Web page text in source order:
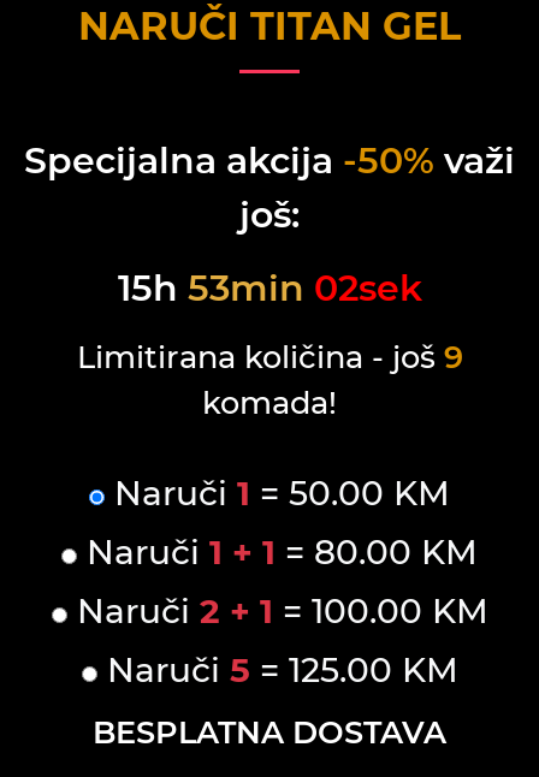
NARUČI TITAN GEL
Specijalna akcija -50% važi
još:
15h 53min 02sek
Limitirana količina - još 9
komada!
Naruči 1 = 50.00 KM
Naruči 1 + 1 = 80.00 KM
Naruči 2 + 1 = 100.00 KM
Naruči 5 = 125.00 KM
BESPLATNA DOSTAVA